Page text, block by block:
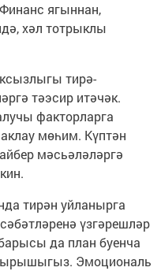
ягыннан,
хәл тотрыклы
тирә-
тәэсир итәчәк.
факторларга
мөһим. Күптән
мәсьәләләргә
тирән уйланырга
үзгәрешләр
да план буенча
Эмоциональ